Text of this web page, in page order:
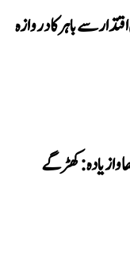
سے باہر کا دروازہ
زیادہ: کھڑگے